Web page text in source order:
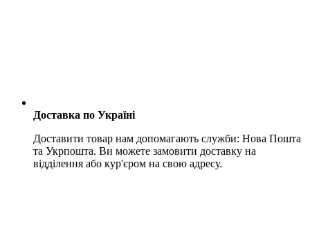
Доставка по Україні
Доставити товар нам допомагають служби: Нова Пошта
та Укрпошта. Ви можете замовити доставку на
відділення або кур'єром на свою адресу.